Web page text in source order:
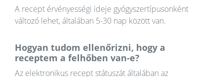
A recept érvényességi ideje gyógyszertípusonként
változó lehet, általában 5-30 nap között van.
Hogyan tudom ellenőrizni, hogy a
receptem a felhőben van-e?
Az elektronikus recept státuszát általában az